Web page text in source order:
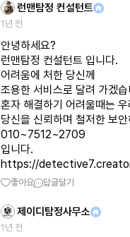
런맨탐정 컨설턴트
1년 전
안녕하세요?
런맨탐정 컨설턴트 입니다.
어려움에 처한 당신께
조용한 서비스로 달려 가겠습
혼자 해결하기 어려울때는
당신을 신뢰하며 철저한 보
010~7512~2709
https://
좋아요 답글달기
제이디탐정사무소
1년 전